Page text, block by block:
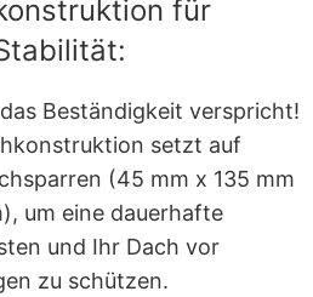
für
Beständigkeit verspricht!
setzt auf
(45 mm x 135 mm
um eine dauerhafte
und Ihr Dach vor
zu schützen.